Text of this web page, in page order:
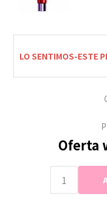
LO SENTIMOS-ESTE
Oferta